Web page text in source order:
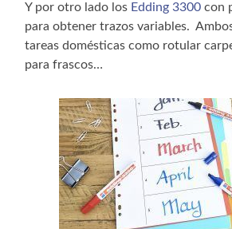
Y por otro lado los Edding 3300 con
para obtener trazos variables.
tareas domésticas como rotular
para frascos…